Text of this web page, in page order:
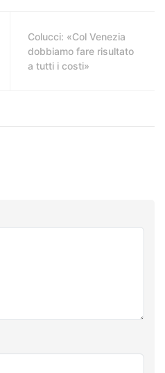
Colucci: «Col Venezia
dobbiamo fare risultato
a tutti i costi»